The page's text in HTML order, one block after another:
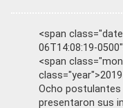
<span
06T14:08:19-
<span
Ocho postulantes
presentaron sus